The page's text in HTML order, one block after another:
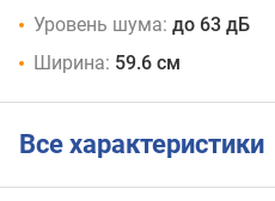
Уровень шума: до 63 дБ
Ширина: 59.6 см
Все характеристики